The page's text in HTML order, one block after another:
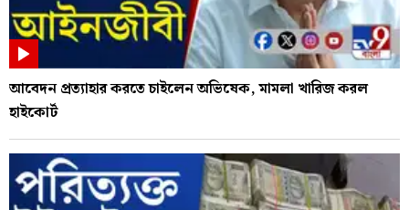
আবেদন প্রত্যাহার করতে চাইলেন অভিষেক, মামলা খারিজ করল
হাইকোর্ট